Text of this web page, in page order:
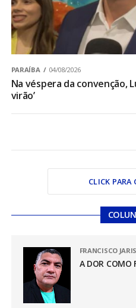
PARAÍBA 04/08/2026
Na véspera da convenção,
virão’
CLICK PARA
FRANCISCO
A DOR COMO